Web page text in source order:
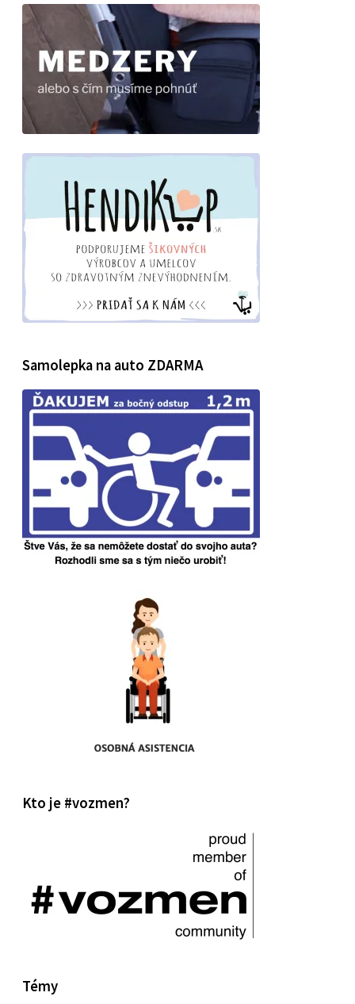
Samolepka na auto ZDARMA
Kto je #vozmen?
Témy